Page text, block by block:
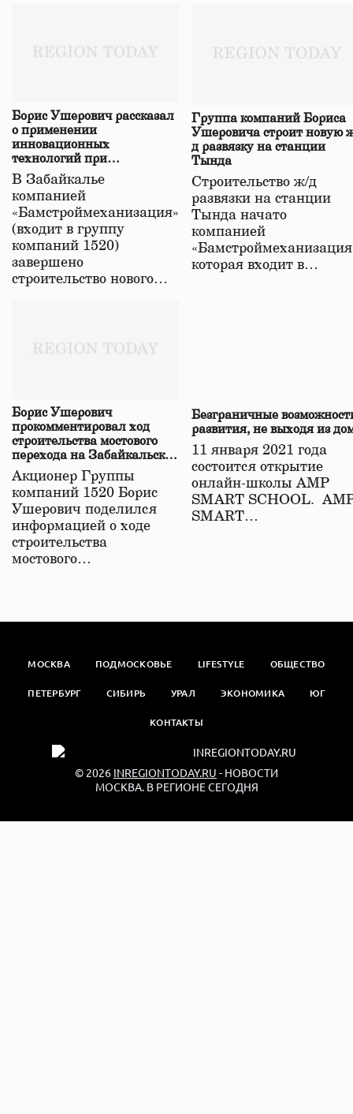
Борис Ушерович рассказал
о применении
инновационных
технологий при
строительстве нового моста
в Забайкалье
В Забайкалье
компанией
«Бамстроймеханизация»
(входит в группу
компаний 1520)
завершено
строительство нового…
Группа компаний Бориса
Ушеровича строит новую
д развязку на станции
Тында
Строительство ж/д
развязки на станции
Тында начато
компанией
которая входит в…
Борис Ушерович
прокомментировал ход
строительства мостового
перехода на Забайкальской
железной дороге
Акционер Группы
компаний 1520 Борис
Ушерович поделился
информацией о ходе
строительства
мостового…
Безграничные
развития, не выходя из
11 января 2021 года
состоится открытие
онлайн-школы АМР
SMART SCHOOL.
SMART…
МОСКВА ПОДМОСКОВЬЕ LIFESTYLE ОБЩЕСТВО
ПЕТЕРБУРГ СИБИРЬ УРАЛ ЭКОНОМИКА ЮГ
КОНТАКТЫ
© 2026 INREGIONTODAY.RU - НОВОСТИ
МОСКВА. В РЕГИОНЕ СЕГОДНЯ